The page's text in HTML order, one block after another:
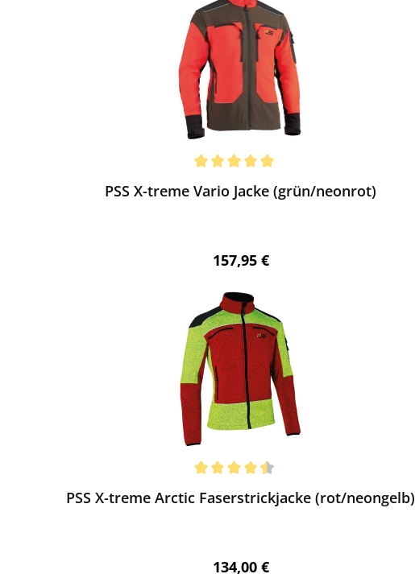
PSS X-treme Vario Jacke (grün/neonrot)
Regulärer Preis:
157,95 €
PSS X-treme Arctic Faserstrickjacke (rot/neongelb)
Regulärer Preis:
134,00 €